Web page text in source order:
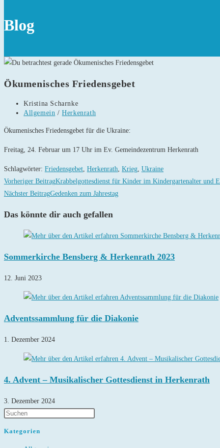
Blog
Ökumenisches Friedensgebet
Beitrags-
Autor:
Kristina Scharnke
Beitrags-
Allgemein / Herkenrath
Ökumenisches Friedensgebet für die Ukraine:
Freitag, 24. Februar um 17 Uhr im Ev. Gemeindezentrum Herkenrath
Schlagwörter: Friedensgebet, Herkenrath, Krieg, Ukraine
Weitere
Artikel
ansehen
Vorheriger BeitragKrabbelgottesdienst für Kinder im Kindergartenalter und
Nächster BeitragGedenken zum Jahrestag
Das könnte dir auch gefallen
Sommerkirche Bensberg & Herkenrath 2023
12. Juni 2023
Adventssammlung für die Diakonie
1. Dezember 2024
4. Advent – Musikalischer Gottesdienst in Herkenrath
3. Dezember 2024
Kategorien